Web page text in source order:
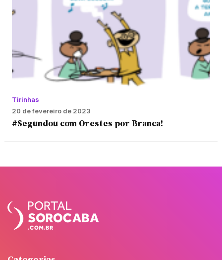
Tirinhas
20 de fevereiro de 2023
#Segundou com Orestes por Branca!